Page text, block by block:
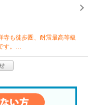
寺も徒歩圏、耐震最高等級
す。…